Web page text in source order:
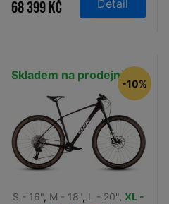
68 399 Kč Detail
Skladem na prodejně
S - 16", M - 18", L - 20", XL -
-10%